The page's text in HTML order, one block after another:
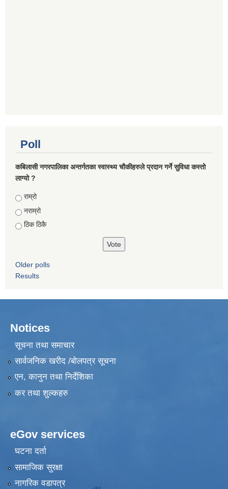
Poll
कबिलासी नगरपालिका अन्तर्गतका स्वास्थ्य चौकीहरुले प्रदान गर्ने सुविधा कस्तो
लाग्यो ?
Choices
राम्रो
नराम्रो
ठिक ठिकै
Older polls
Results
Notices
सूचना तथा समाचार
सार्वजनिक खरीद /बोलपत्र सूचना
एन, कानुन तथा निर्देशिका
कर तथा शुल्कहरु
eGov services
घटना दर्ता
सामाजिक सुरक्षा
नागरिक वडापत्र